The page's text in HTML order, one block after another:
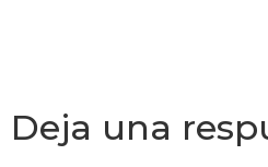
Deja una